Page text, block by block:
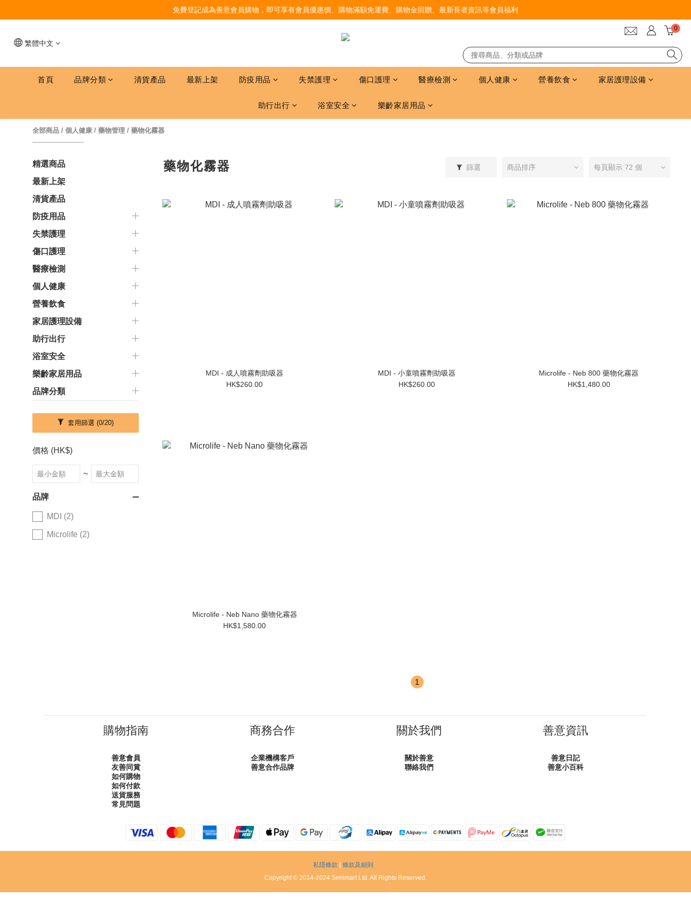
免費登記成為善意會員購物，即可享有會員優惠價、購物滿額免運費、購物金回贈、最新長者資訊等會員福利
繁體中文
首頁 品牌分類 清貨產品 最新上架 防疫用品 失禁護理 傷口護理 醫療檢測 個人健康 營養飲食 家居護理設備
助行出行 浴室安全 樂齡家居用品
全部商品 / 個人健康 / 藥物管理 / 藥物化霧器
精選商品
最新上架
清貨產品
防疫用品
失禁護理
傷口護理
醫療檢測
個人健康
營養飲食
家居護理設備
助行出行
浴室安全
樂齡家居用品
品牌分類
套用篩選 (0/20)
價格 (HK$)
~
品牌
MDI (2)
Microlife (2)
藥物化霧器 篩選 商品排序 每頁顯示 72 個
MDI - 成人噴霧劑助吸器
HK$260.00
MDI - 小童噴霧劑助吸器
HK$260.00
Microlife - Neb 800 藥物化霧器
HK$1,480.00
Microlife - Neb Nano 藥物化霧器
HK$1,580.00
1
購物指南
善意會員
友善同賞
如何購物
如何付款
送貨服務
常見問題
商務合作
企業機構客戶
善意合作品牌
關於我們
關於善意
聯絡我們
善意資訊
善意日記
善意小百科
私隱條款
條款及細則
Copyright © 2014-2024 Senimart Ltd. All Rights Reserved.